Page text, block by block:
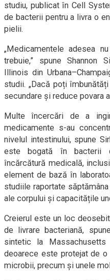
studiu, publicat în Cell
de bacterii pentru a livra o
pielii.
„Medicamentele adesea
trebuie,” spune Shannon
Illinois din
studii. „Dacă poți
secundare și reduce povara
Multe încercări de a
medicamente s-au
nivelul intestinului, spune
este bogată în bacterii
încărcătură medicală,
element de bază în
studiile raportate
ale corpului și capacitățile
Creierul este un loc
de livrare bacteriană,
sintetic la
deoarece este protejat de
microbii, precum și unele